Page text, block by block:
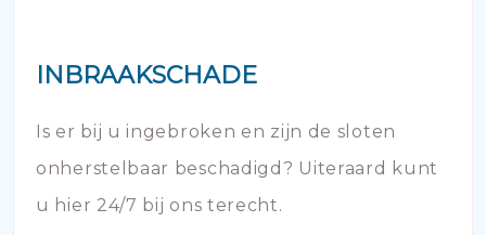
INBRAAKSCHADE
Is er bij u ingebroken en zijn de sloten
onherstelbaar beschadigd? Uiteraard kunt
u hier 24/7 bij ons terecht.